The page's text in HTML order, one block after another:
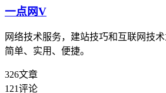
一点网V
网络技术服务，建站技巧和互联网技
简单、实用、便捷。
326文章
121评论